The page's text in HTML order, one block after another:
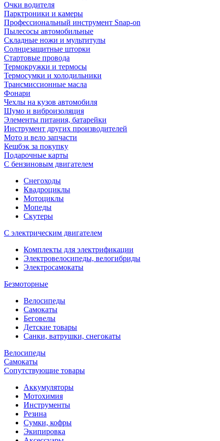
Очки водителя
Парктроники и камеры
Профессиональный инструмент Snap-on
Пылесосы автомобильные
Складные ножи и мультитулы
Солнцезащитные шторки
Стартовые провода
Термокружки и термосы
Термосумки и холодильники
Трансмиссионные масла
Фонари
Чехлы на кузов автомобиля
Шумо и виброизоляция
Элементы питания, батарейки
Инструмент других производителей
Мото и вело запчасти
Кешбэк за покупку
Подарочные карты
С бензиновым двигателем
Снегоходы
Квадроциклы
Мотоциклы
Мопеды
Скутеры
С электрическим двигателем
Комплекты для электрификации
Электровелосипеды, велогибриды
Электросамокаты
Безмоторные
Велосипеды
Самокаты
Беговелы
Детские товары
Санки, ватрушки, снегокаты
Велосипеды
Самокаты
Сопутствующие товары
Аккумуляторы
Мотохимия
Инструменты
Резина
Сумки, кофры
Экипировка